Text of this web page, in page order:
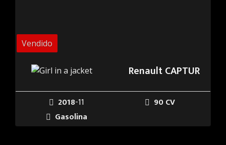
Vendido
Renault CAPTUR
2018-11
90 CV
Gasolina